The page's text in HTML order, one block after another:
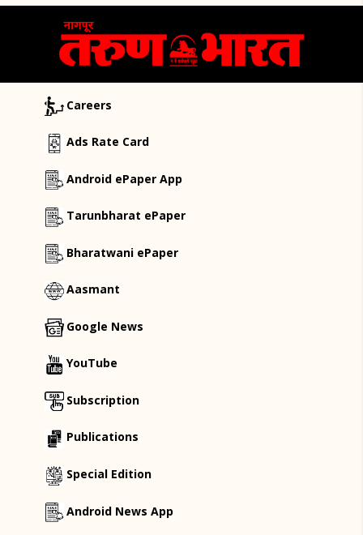
Careers
Ads Rate Card
Android ePaper App
Tarunbharat ePaper
Bharatwani ePaper
Aasmant
Google News
YouTube
Subscription
Publications
Special Edition
Android News App